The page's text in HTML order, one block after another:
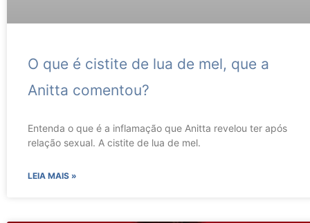
O que é cistite de lua de mel, que a
Anitta comentou?
Entenda o que é a inflamação que Anitta revelou ter após
relação sexual. A cistite de lua de mel.
LEIA MAIS »